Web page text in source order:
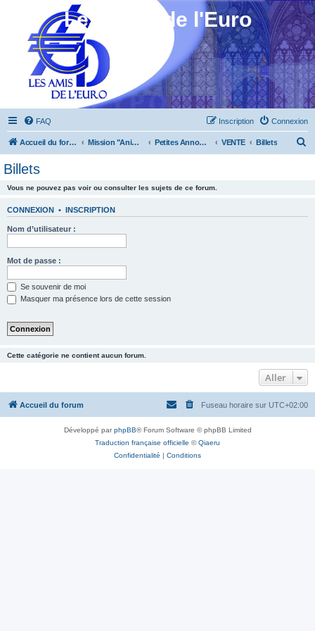
Les Amis de l'Euro
FAQ Connexion
Inscription
Accueil du forum Mission "Animation" Petites Annonces VENTE Billets
Billets
Vous ne pouvez pas voir ou consulter les sujets de ce forum.
CONNEXION • INSCRIPTION
Nom d’utilisateur :
Mot de passe :
Se souvenir de moi
Masquer ma présence lors de cette session
Cette catégorie ne contient aucun forum.
Aller
Accueil du forum Fuseau horaire sur UTC+02:00
Développé parphpBB® Forum Software © phpBB Limited
Traduction française officielle ©Qiaeru
Confidentialité | Conditions